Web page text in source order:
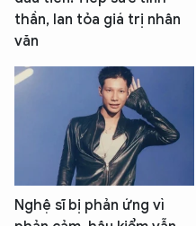
thần, lan tỏa giá trị nhân
văn
Nghệ sĩ bị phản ứng vì